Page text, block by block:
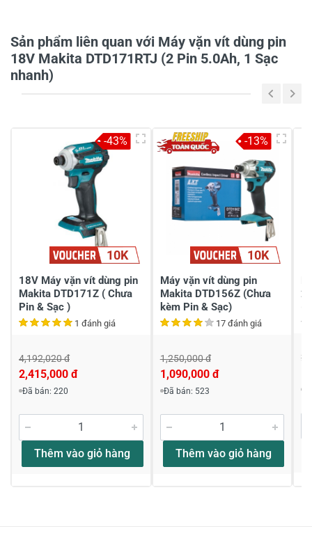
Tiêu đề của nhận xét *
Gửi nhận xét
Sản phẩm liên quan với Máy vặn vít dùng pin
18V Makita DTD171RTJ (2 Pin 5.0Ah, 1 Sạc
nhanh)
10K
18V Máy vặn vít dùng pin
Makita DTD171Z ( Chưa
Pin & Sạc )
1 đánh giá
4,192,020 đ
2,415,000 đ
Đã bán: 220
Thêm vào giỏ hàng
-43%
10K
Máy vặn vít dùng pin
Makita DTD156Z (Chưa
kèm Pin & Sạc)
17 đánh giá
1,250,000 đ
1,090,000 đ
Đã bán: 523
Thêm vào giỏ hàng
-13%